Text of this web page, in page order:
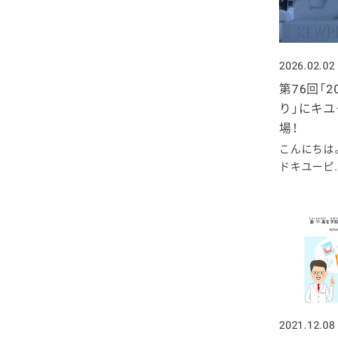
2026.02.02
第76回「
り」にキ
場！
こんにち
ドキユーピ
2021.12.08